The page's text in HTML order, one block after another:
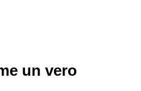
un vero